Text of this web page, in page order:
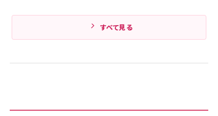
すべて見る